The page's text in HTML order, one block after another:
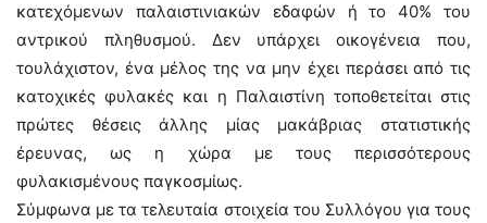
κατεχόμενων παλαιστινιακών εδαφών ή το 40% του
αντρικού πληθυσμού. Δεν υπάρχει οικογένεια που,
τουλάχιστον, ένα μέλος της να μην έχει περάσει από τις
κατοχικές φυλακές και η Παλαιστίνη τοποθετείται στις
πρώτες θέσεις άλλης μίας μακάβριας στατιστικής
έρευνας, ως η χώρα με τους περισσότερους
φυλακισμένους παγκοσμίως.
Σύμφωνα με τα τελευταία στοιχεία του Συλλόγου για τους